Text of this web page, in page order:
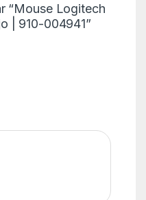
“Mouse Logitech
| 910-004941”